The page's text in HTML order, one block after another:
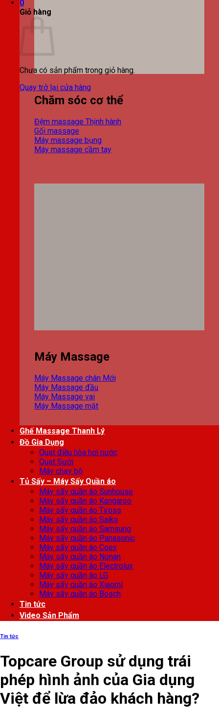
0
Giỏ hàng
Chưa có sản phẩm trong giỏ hàng.
Quay trở lại cửa hàng
Chăm sóc cơ thể
Đệm massage
Gối massage
Máy massage bụng
Máy massage cầm tay
Máy Massage
Máy Massage chân
Máy Massage đầu
Máy Massage vai
Máy Massage mặt
Ghế Massage Thanh Lý
Đồ Gia Dụng
Quạt điều hòa hơi nước
Quạt Sưởi
Máy chạy bộ
Tủ Sấy – Máy Sấy Quần áo
Máy sấy quần áo Sunhouse
Máy sấy quần áo Kangaroo
Máy sấy quần áo Tiross
Máy sấy quần áo Saiko
Máy sấy quần áo Samsung
Máy sấy quần áo Panasonic
Máy sấy quần áo Coex
Máy sấy quần áo Nonan
Máy sấy quần áo Electrolux
Máy sấy quần áo LG
Máy sấy quần áo Xiaomi
Máy sấy quần áo Bosch
Tin tức
Video Sản Phẩm
Tin tức
Topcare Group sử dụng trái
phép hình ảnh của Gia dụng
Việt để lừa đảo khách hàng?